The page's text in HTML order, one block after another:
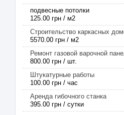
подвесные потолки
125.00 грн / м2
Строительство каркасных
5570.00 грн / м2
Ремонт газовой варочной
800.00 грн / шт.
Штукатурные работы
100.00 грн / час
Аренда гибочного станка
395.00 грн / сутки